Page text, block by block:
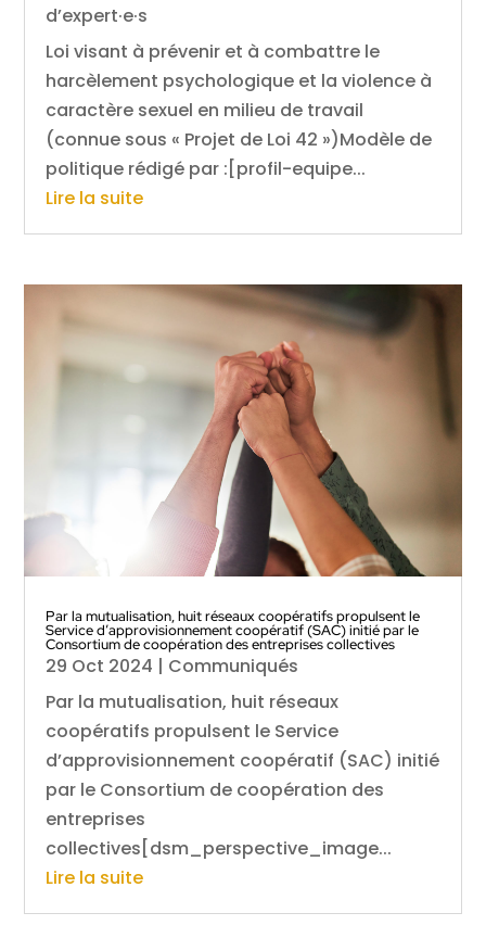
d’expert·e·s
Loi visant à prévenir et à combattre le
harcèlement psychologique et la violence à
caractère sexuel en milieu de travail
(connue sous « Projet de Loi 42 »)Modèle de
politique rédigé par :[profil-equipe...
Lire la suite
Par la mutualisation, huit réseaux coopératifs propulsent le
Service d’approvisionnement coopératif (SAC) initié par le
Consortium de coopération des entreprises collectives
29 Oct 2024 | Communiqués
Par la mutualisation, huit réseaux
coopératifs propulsent le Service
d’approvisionnement coopératif (SAC) initié
par le Consortium de coopération des
entreprises
collectives[dsm_perspective_image...
Lire la suite